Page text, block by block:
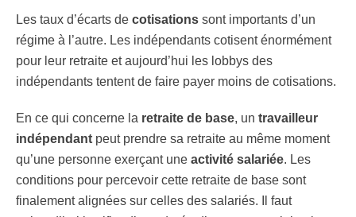
Les taux d’écarts de cotisations sont importants d’un
régime à l’autre. Les indépendants cotisent énormément
pour leur retraite et aujourd’hui les lobbys des
indépendants tentent de faire payer moins de cotisations.
En ce qui concerne la retraite de base, un travailleur
indépendant peut prendre sa retraite au même moment
qu’une personne exerçant une activité salariée. Les
conditions pour percevoir cette retraite de base sont
finalement alignées sur celles des salariés. Il faut